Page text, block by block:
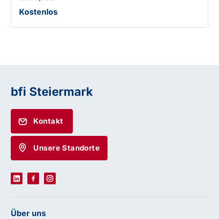
Kostenlos
bfi Steiermark
Kontakt
Unsere Standorte
Über uns